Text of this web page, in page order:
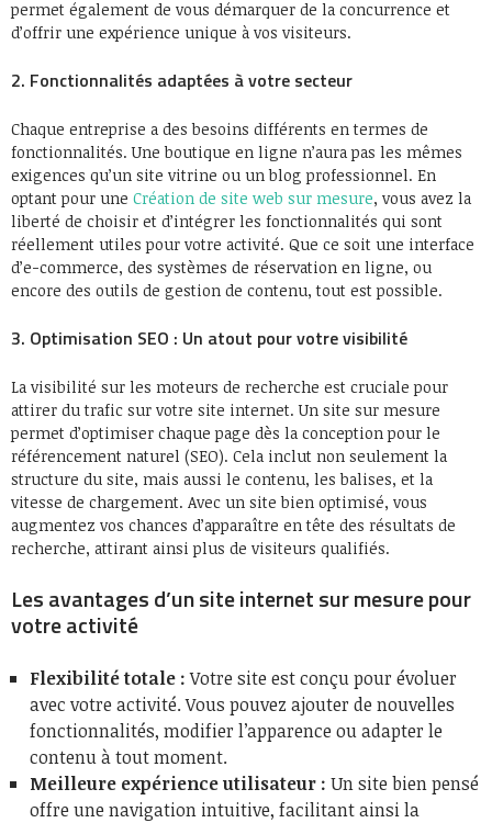
permet également de vous démarquer de la concurrence et
d’offrir une expérience unique à vos visiteurs.
2. Fonctionnalités adaptées à votre secteur
Chaque entreprise a des besoins différents en termes de
fonctionnalités. Une boutique en ligne n’aura pas les mêmes
exigences qu’un site vitrine ou un blog professionnel. En
optant pour une Création de site web sur mesure, vous avez la
liberté de choisir et d’intégrer les fonctionnalités qui sont
réellement utiles pour votre activité. Que ce soit une interface
d’e-commerce, des systèmes de réservation en ligne, ou
encore des outils de gestion de contenu, tout est possible.
3. Optimisation SEO : Un atout pour votre visibilité
La visibilité sur les moteurs de recherche est cruciale pour
attirer du trafic sur votre site internet. Un site sur mesure
permet d’optimiser chaque page dès la conception pour le
référencement naturel (SEO). Cela inclut non seulement la
structure du site, mais aussi le contenu, les balises, et la
vitesse de chargement. Avec un site bien optimisé, vous
augmentez vos chances d’apparaître en tête des résultats de
recherche, attirant ainsi plus de visiteurs qualifiés.
Les avantages d’un site internet sur mesure pour
votre activité
Flexibilité totale :Votre site est conçu pour évoluer
avec votre activité. Vous pouvez ajouter de nouvelles
fonctionnalités, modifier l’apparence ou adapter le
contenu à tout moment.
Meilleure expérience utilisateur : Un site bien pensé
offre une navigation intuitive, facilitant ainsi la